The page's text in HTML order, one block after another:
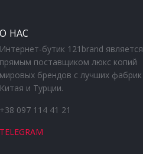
О НАС
Интернет-бутик 121brand является
прямым поставщиком люкс копий
мировых брендов с лучших фабрик
Китая и Турции.
+38 097 114 41 21
TELEGRAM